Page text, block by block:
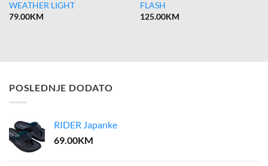
WEATHER LIGHT
79.00KM
FLASH
125.00KM
POSLEDNJE DODATO
RIDER Japanke
69.00KM